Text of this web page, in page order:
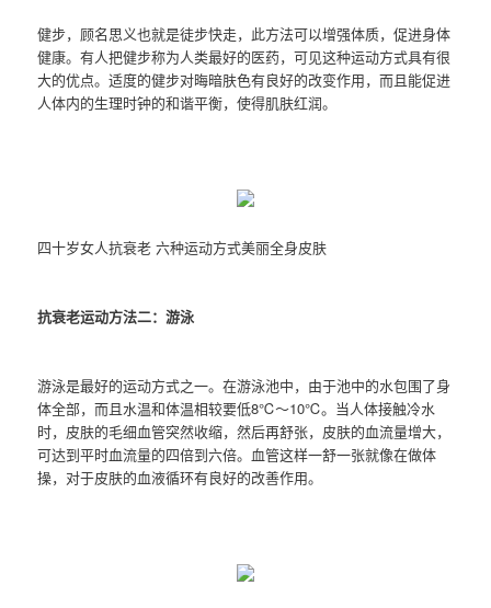
健步，顾名思义也就是徒步快走，此方法可以增强体质，促进身体
健康。有人把健步称为人类最好的医药，可见这种运动方式具有很
大的优点。适度的健步对晦暗肤色有良好的改变作用，而且能促进
人体内的生理时钟的和谐平衡，使得肌肤红润。
四十岁女人抗衰老 六种运动方式美丽全身皮肤
抗衰老运动方法二：游泳
游泳是最好的运动方式之一。在游泳池中，由于池中的水包围了身
体全部，而且水温和体温相较要低8℃～10℃。当人体接触冷水
时，皮肤的毛细血管突然收缩，然后再舒张，皮肤的血流量增大，
可达到平时血流量的四倍到六倍。血管这样一舒一张就像在做体
操，对于皮肤的血液循环有良好的改善作用。